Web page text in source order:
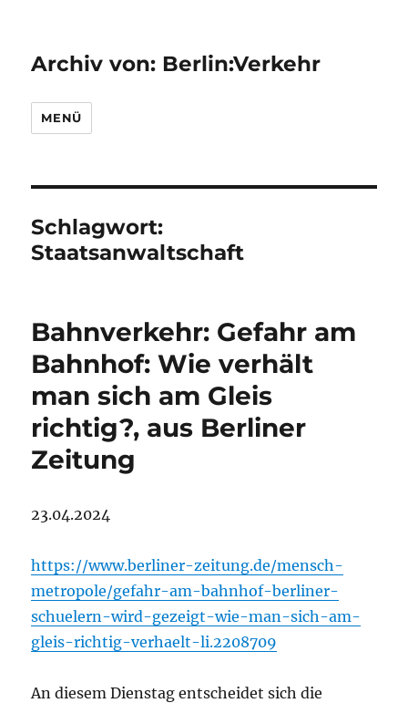
Archiv von: Berlin:Verkehr
MENÜ
Schlagwort:
Staatsanwaltschaft
Bahnverkehr: Gefahr am
Bahnhof: Wie verhält
man sich am Gleis
richtig?, aus Berliner
Zeitung
23.04.2024
https://www.berliner-zeitung.de/mensch-
metropole/gefahr-am-bahnhof-berliner-
schuelern-wird-gezeigt-wie-man-sich-am-
gleis-richtig-verhaelt-li.2208709
An diesem Dienstag entscheidet sich die